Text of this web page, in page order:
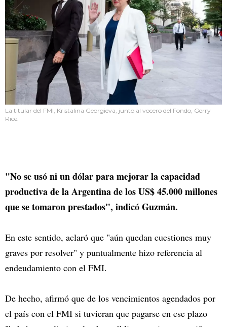
La titular del FMI, Kristalina Georgieva, junto al vocero del Fondo, Gerry
Rice.
"No se usó ni un dólar para mejorar la capacidad
productiva de la Argentina de los US$ 45.000 millones
que se tomaron prestados", indicó Guzmán.
En este sentido, aclaró que "aún quedan cuestiones muy
graves por resolver" y puntualmente hizo referencia al
endeudamiento con el FMI.
De hecho, afirmó que de los vencimientos agendados por
el país con el FMI si tuvieran que pagarse en ese plazo